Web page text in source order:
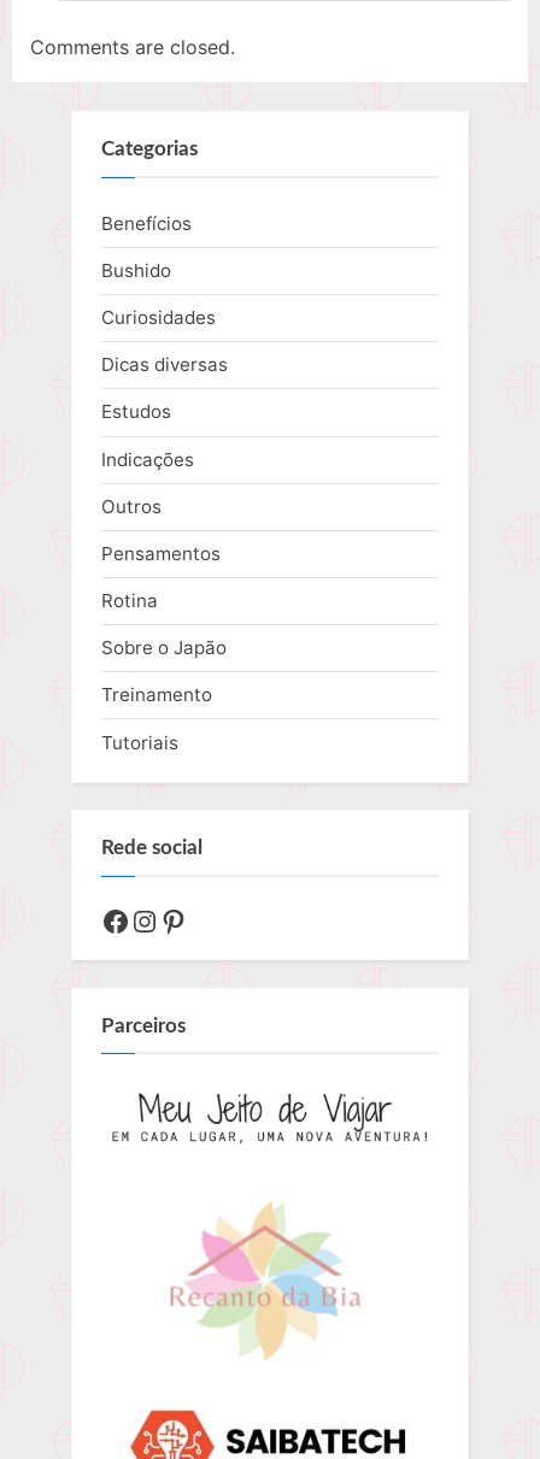
Comments are closed.
Categorias
Benefícios
Bushido
Curiosidades
Dicas diversas
Estudos
Indicações
Outros
Pensamentos
Rotina
Sobre o Japão
Treinamento
Tutoriais
Rede social
Facebook
Instagram
Pinterest
Parceiros